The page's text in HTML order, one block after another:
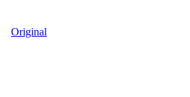
Original